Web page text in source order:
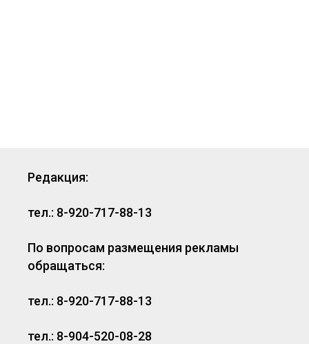
Редакция:
тел.: 8-920-717-88-13
По вопросам размещения рекламы
обращаться:
тел.: 8-920-717-88-13
тел.: 8-904-520-08-28